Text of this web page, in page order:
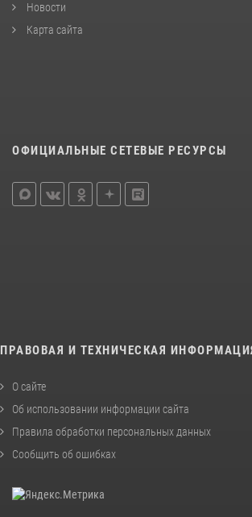
Новости
Карта сайта
ОФИЦИАЛЬНЫЕ СЕТЕВЫЕ РЕСУРСЫ
ПРАВОВАЯ И ТЕХНИЧЕСКАЯ
О сайте
Об использовании информации сайта
Правила обработки персональных данных
Сообщить об ошибках